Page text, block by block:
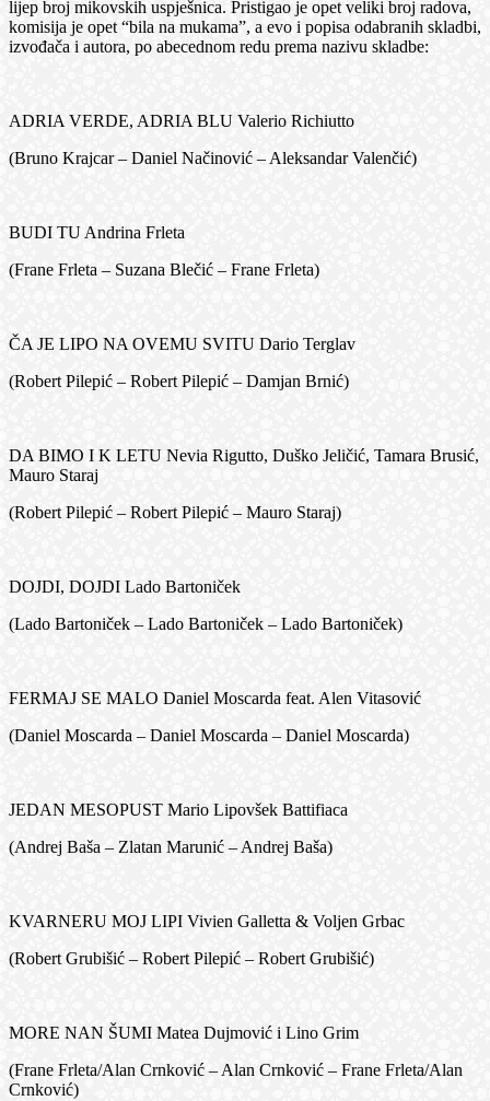
lijep broj mikovskih uspješnica. Pristigao je opet veliki broj radova,
komisija je opet “bila na mukama”, a evo i popisa odabranih skladbi,
izvođača i autora, po abecednom redu prema nazivu skladbe:
ADRIA VERDE, ADRIA BLU Valerio Richiutto
(Bruno Krajcar – Daniel Načinović – Aleksandar Valenčić)
BUDI TU Andrina Frleta
(Frane Frleta – Suzana Blečić – Frane Frleta)
ČA JE LIPO NA OVEMU SVITU Dario Terglav
(Robert Pilepić – Robert Pilepić – Damjan Brnić)
DA BIMO I K LETU Nevia Rigutto, Duško Jeličić, Tamara Brusić,
Mauro Staraj
(Robert Pilepić – Robert Pilepić – Mauro Staraj)
DOJDI, DOJDI Lado Bartoniček
(Lado Bartoniček – Lado Bartoniček – Lado Bartoniček)
FERMAJ SE MALO Daniel Moscarda feat. Alen Vitasović
(Daniel Moscarda – Daniel Moscarda – Daniel Moscarda)
JEDAN MESOPUST Mario Lipovšek Battifiaca
(Andrej Baša – Zlatan Marunić – Andrej Baša)
KVARNERU MOJ LIPI Vivien Galletta & Voljen Grbac
(Robert Grubišić – Robert Pilepić – Robert Grubišić)
MORE NAN ŠUMI Matea Dujmović i Lino Grim
(Frane Frleta/Alan Crnković – Alan Crnković – Frane Frleta/Alan
Crnković)